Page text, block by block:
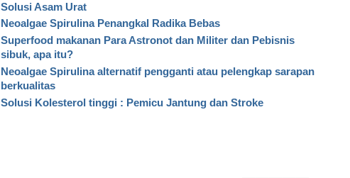
Solusi Asam Urat
Neoalgae Spirulina Penangkal Radika Bebas
Superfood makanan Para Astronot dan Militer dan Pebisnis
sibuk, apa itu?
Neoalgae Spirulina alternatif pengganti atau pelengkap sarapan
berkualitas
Solusi Kolesterol tinggi : Pemicu Jantung dan Stroke